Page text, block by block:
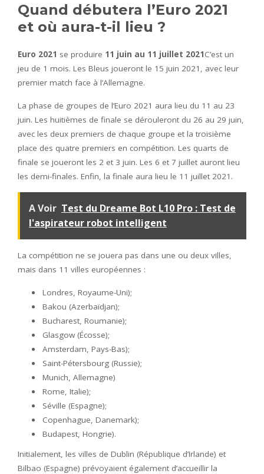
Quand débutera l’Euro 2021
et où aura-t-il lieu ?
Euro 2021 se produire 11 juin au 11 juillet 2021C’est un
jeu de 1 mois. Les Bleus joueront le 15 juin 2021, avec leur
premier match face à l’Allemagne.
La phase de groupes de l’Euro 2021 aura lieu du 11 au 23
juin. Les huitièmes de finale se dérouleront du 26 au 29 juin,
avec les deux premiers de chaque groupe et la troisième
place des quatre premiers en compétition. Les quarts de
finale se joueront les 2 et 3 juin. Les 6 et 7 juillet auront lieu
les demi-finales. Enfin, la finale aura lieu le 11 juillet 2021.
A Voir Test du Dreame Bot L10 Pro : Test de
l'aspirateur robot intelligent
La compétition ne se jouera pas dans une ou deux villes,
mais dans 11 villes européennes :
Londres, Royaume-Uni);
Bakou (Azerbaïdjan);
Bucharest, Roumanie);
Glasgow (Écosse);
Amsterdam, Pays-Bas);
Saint-Pétersbourg (Russie);
Munich, Allemagne)
Rome, Italie);
Séville (Espagne);
Copenhague, Danemark);
Budapest, Hongrie).
Initialement, les villes de Dublin (République d’Irlande) et
Bilbao (Espagne) prévoyaient également d’accueillir la